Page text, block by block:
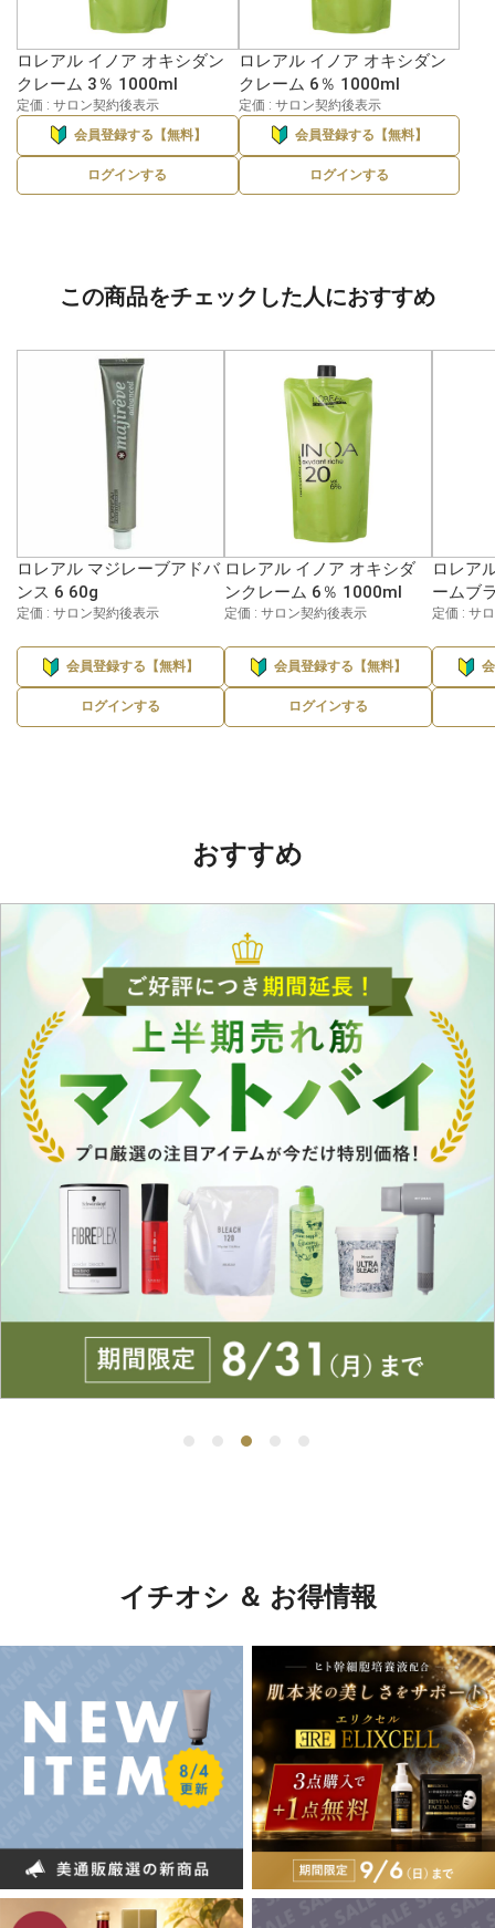
ロレアル イノア オキシダン
クレーム 3％ 1000ml
定価 : サロン契約後表示
会員登録する【無料】
ログインする
ロレアル イノア オキシダン
クレーム 6％ 1000ml
定価 : サロン契約後表示
会員登録する【無料】
ログインする
この商品をチェックした人におすすめ
ロレアル マジレーブアドバ
ンス 6 60g
定価 : サロン契約後表示
会員登録する【無料】
ログインする
ロレアル イノア オキシダ
ンクレーム 6％ 1000ml
定価 : サロン契約後表示
会員登録する【無料】
ログインする
ロレア
ームブ
定価 : サ
おすすめ
イチオシ ＆ お得情報